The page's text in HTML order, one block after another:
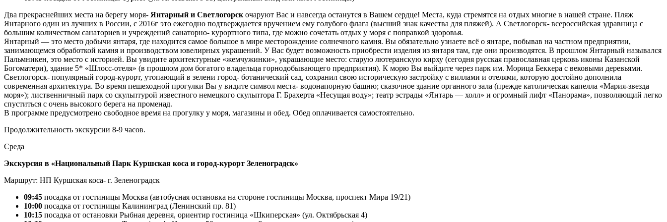
Два прекраснейших места на берегу моря- Янтарный и Светлогорск очаруют Вас и навсегда останутся в Вашем сердце! Места, куда стремятся на отдых многие в нашей стране. Пляж
Янтарного один из лучших в России, с 2016г это ежегодно подтверждается вручением ему голубого флага (высший знак качества для пляжей). А Светлогорск- всероссийская здравница с
большим количеством санаториев и учреждений санаторно- курортного типа, где можно сочетать отдых у моря с поправкой здоровья.
Янтарный — это место добычи янтаря, где находится самое большое в мире месторождение солнечного камня. Вы обязательно узнаете всё о янтаре, побывав на частном предприятии,
занимающемся обработкой камня и производством ювелирных украшений. У Вас будет возможность приобрести изделия из янтаря там, где они производятся. В прошлом Янтарный назывался
Пальмникен, это место с историей. Вы увидите архитектурные «жемчужинки», украшающие место: старую лютеранскую кирху (сегодня русская православная церковь иконы Казанской
Богоматери), здание 5* «Шлосс-отеля» (в прошлом дом богатого владельца горнодобывающего предприятия). К морю Вы выйдите через парк им. Морица Беккера с вековыми деревьями.
Светлогорск- популярный город-курорт, утопающий в зелени город- ботанический сад, сохранил свою историческую застройку с виллами и отелями, которую достойно дополнила
современная архитектура. Во время пешеходной прогулки Вы у видите символ места- водонапорную башню; сказочное здание органного зала (прежде католическая капелла «Мария-звезда
моря»); лиственничный парк со скульптурой известного немецкого скульптора Г. Брахерта «Несущая воду»; театр эстрады «Янтарь — холл» и огромный лифт «Панорама», позволяющий легко
спуститься с очень высокого берега на променад.
В программе предусмотрено свободное время на прогулку у моря, магазины и обед. Обед оплачивается самостоятельно.
Продолжительность экскурсии 8-9 часов.
Среда
Экскурсия в «Национальный Парк Куршская коса и город-курорт Зеленоградск»
Маршрут: НП Куршская коса- г. Зеленоградск
09:45 посадка от гостиницы Москва (автобусная остановка на стороне гостиницы Москва, проспект Мира 19/21)
10:00 посадка от гостиницы Калининград (Ленинский пр. 81)
10:15 посадка от остановки Рыбная деревня, ориентир гостиница «Шкиперская» (ул. Октябрьская 4)